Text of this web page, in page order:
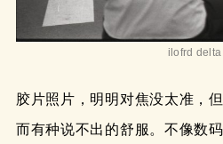
ilofrd
胶片照片，明明对焦没太准，
而有种说不出的舒服。不像数